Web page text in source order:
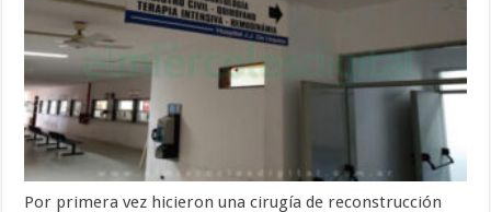
Por primera vez hicieron una cirugía de reconstrucción